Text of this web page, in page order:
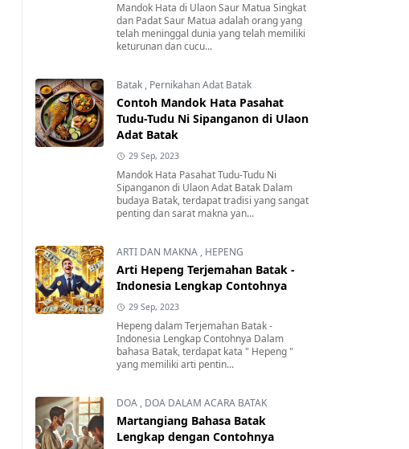
Mandok Hata di Ulaon Saur Matua Singkat
dan Padat Saur Matua adalah orang yang
telah meninggal dunia yang telah memiliki
keturunan dan cucu...
Batak , Pernikahan Adat Batak
Contoh Mandok Hata Pasahat
Tudu-Tudu Ni Sipanganon di Ulaon
Adat Batak
29 Sep, 2023
Mandok Hata Pasahat Tudu-Tudu Ni
Sipanganon di Ulaon Adat Batak Dalam
budaya Batak, terdapat tradisi yang sangat
penting dan sarat makna yan...
ARTI DAN MAKNA , HEPENG
Arti Hepeng Terjemahan Batak -
Indonesia Lengkap Contohnya
29 Sep, 2023
Hepeng dalam Terjemahan Batak -
Indonesia Lengkap Contohnya Dalam
bahasa Batak, terdapat kata " Hepeng "
yang memiliki arti pentin...
DOA , DOA DALAM ACARA BATAK
Martangiang Bahasa Batak
Lengkap dengan Contohnya